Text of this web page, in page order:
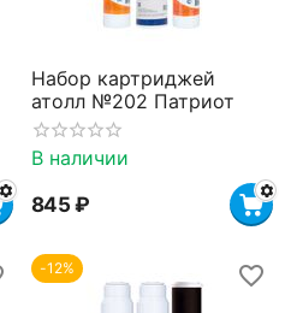
Набор картриджей
атолл №202 Патриот
В наличии
‍845‍ ₽
-12%